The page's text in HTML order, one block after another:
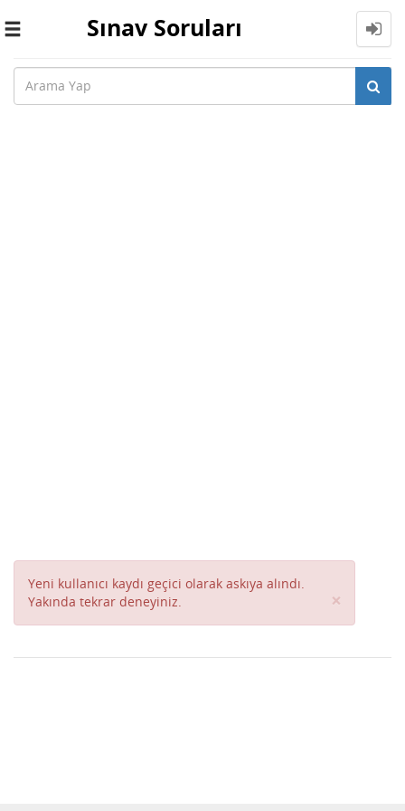
Toggle
Sınav Soruları
Yeni kullanıcı kaydı geçici olarak askıya alındı.
Yakında tekrar deneyiniz.
×